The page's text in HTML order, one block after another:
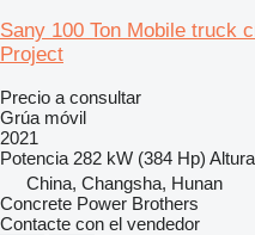
Sany 100 Ton Mobile truck
Project
Precio a consultar
Grúa móvil
2021
Potencia 282 kW (384 Hp)
China, Changsha, Hunan
Concrete Power Brothers
Contacte con el vendedor